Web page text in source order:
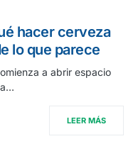
hacer cerveza
lo que parece
a abrir espacio
LEER MÁS